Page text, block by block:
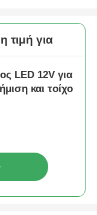
τιμή για
LED 12V για
και τοίχο